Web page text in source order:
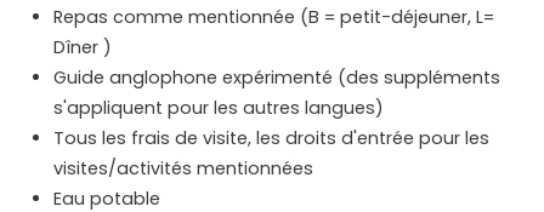
Repas comme mentionnée (B = petit-déjeuner, L=
Dîner )
Guide anglophone expérimenté (des suppléments
s'appliquent pour les autres langues)
Tous les frais de visite, les droits d'entrée pour les
visites/activités mentionnées
Eau potable